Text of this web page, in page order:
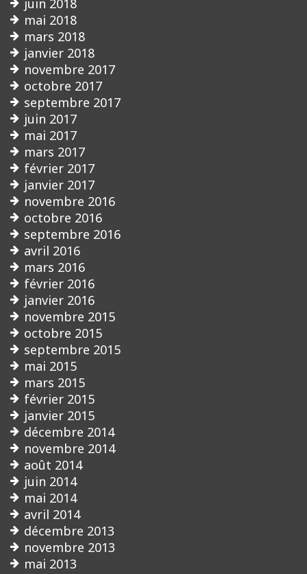
juin 2018
mai 2018
mars 2018
janvier 2018
novembre 2017
octobre 2017
septembre 2017
juin 2017
mai 2017
mars 2017
février 2017
janvier 2017
novembre 2016
octobre 2016
septembre 2016
avril 2016
mars 2016
février 2016
janvier 2016
novembre 2015
octobre 2015
septembre 2015
mai 2015
mars 2015
février 2015
janvier 2015
décembre 2014
novembre 2014
août 2014
juin 2014
mai 2014
avril 2014
décembre 2013
novembre 2013
mai 2013